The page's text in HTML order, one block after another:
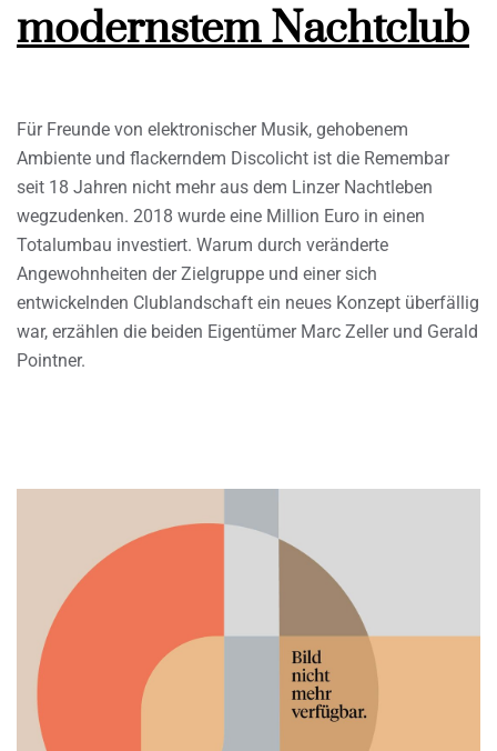
modernstem Nachtclub
Für Freunde von elektronischer Musik, gehobenem
Ambiente und flackerndem Discolicht ist die Remembar
seit 18 Jahren nicht mehr aus dem Linzer Nachtleben
wegzudenken. 2018 wurde eine Million Euro in einen
Totalumbau investiert. Warum durch veränderte
Angewohnheiten der Zielgruppe und einer sich
entwickelnden Clublandschaft ein neues Konzept überfällig
war, erzählen die beiden Eigentümer Marc Zeller und Gerald
Pointner.